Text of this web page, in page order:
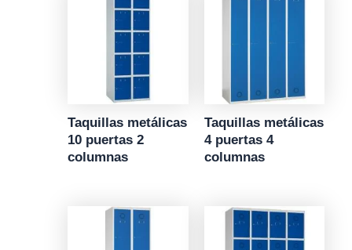
Taquillas metálicas
10 puertas 2
columnas
Taquillas metálicas
4 puertas 4
columnas